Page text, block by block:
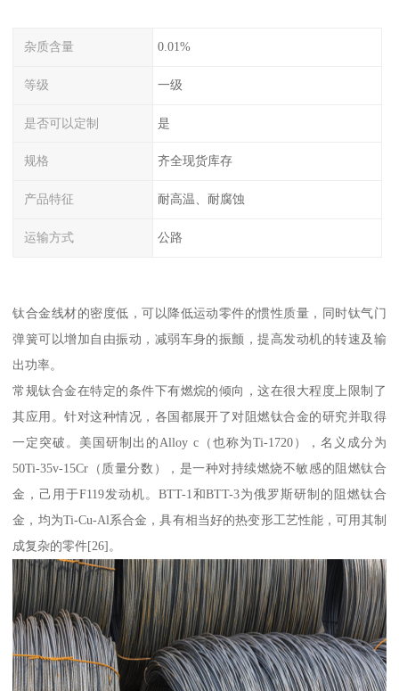
杂质含量 0.01%
等级 一级
是否可以定制 是
规格 齐全现货库存
产品特征 耐高温、耐腐蚀
运输方式 公路
钛合金线材的密度低，可以降低运动零件的惯性质量，同时钛气门
弹簧可以增加自由振动，减弱车身的振颤，提高发动机的转速及输
出功率。
常规钛合金在特定的条件下有燃烷的倾向，这在很大程度上限制了
其应用。针对这种情况，各国都展开了对阻燃钛合金的研究并取得
一定突破。美国研制出的Alloy c（也称为Ti-1720），名义成分为
50Ti-35v-15Cr（质量分数），是一种对持续燃烧不敏感的阻燃钛合
金，己用于F119发动机。BTT-1和BTT-3为俄罗斯研制的阻燃钛合
金，均为Ti-Cu-Al系合金，具有相当好的热变形工艺性能，可用其制
成复杂的零件[26]。